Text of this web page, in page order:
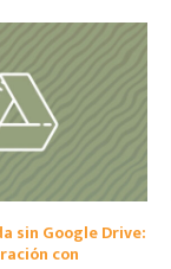
sin Google Drive:
con